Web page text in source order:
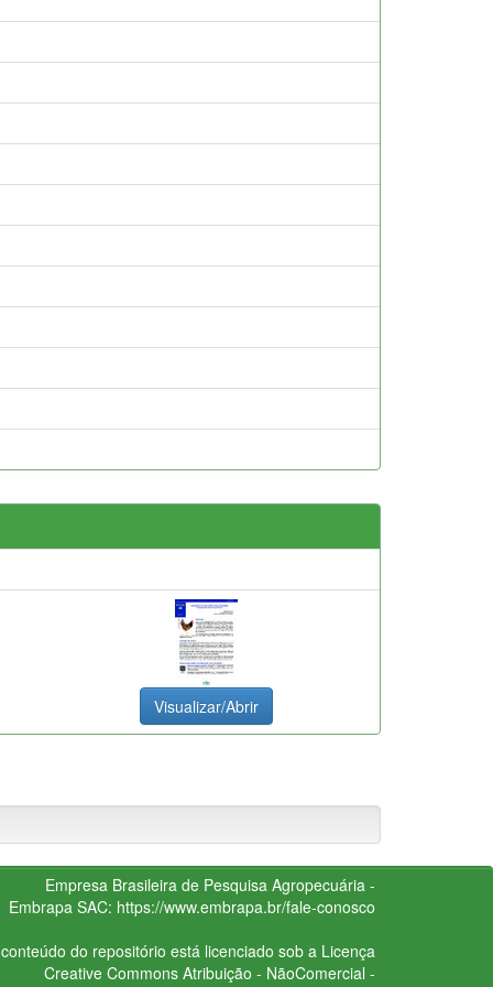
Visualizar/Abrir
Empresa Brasileira de Pesquisa Agropecuária -
Embrapa SAC: https://www.embrapa.br/fale-conosco
do repositório está licenciado sob a Licença
Creative CommonsAtribuição - NãoComercial -